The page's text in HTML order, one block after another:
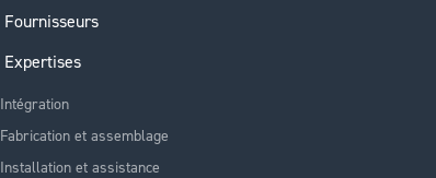
Fournisseurs
Expertises
Intégration
Fabrication et assemblage
Installation et assistance